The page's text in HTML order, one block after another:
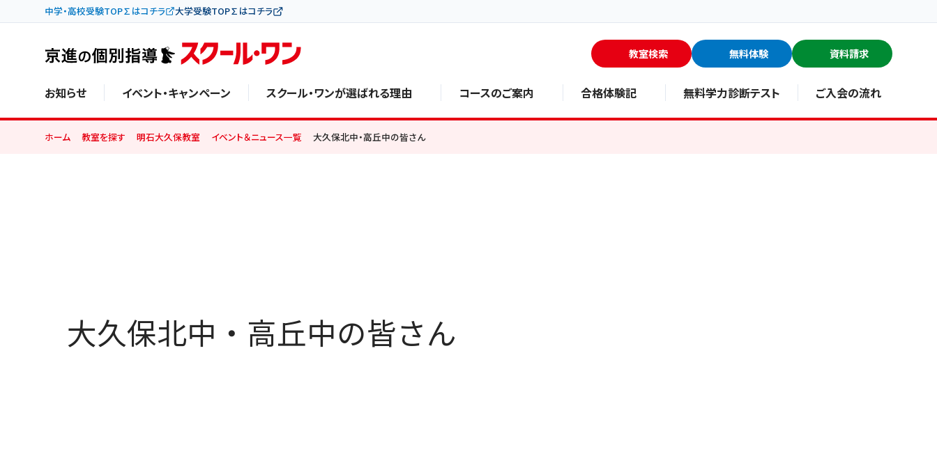
中学・高校受験TOP∑はコチラ 大学受験TOP∑はコチラ
教室検索 無料体験 資料請求
お知らせ イベント・キャンペーン スクール・ワンが選ばれる理由 コースのご案内 合格体験記 無料学力診断テスト ご入会の流れ
ホーム 教室を探す 明石大久保教室 イベント＆ニュース一覧 大久保北中・高丘中の皆さん
大久保北中・高丘中の皆さん